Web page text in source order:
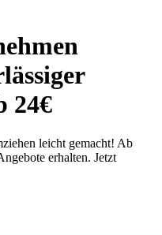
24€
leicht gemacht! Ab
erhalten. Jetzt